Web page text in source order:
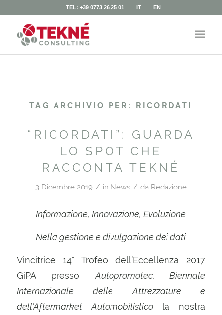
TEL: +39 0773 26 25 01 IT EN
TAG ARCHIVIO PER: RICORDATI
“RICORDATI”: GUARDA
LO SPOT CHE
RACCONTA TEKNÉ
3 Dicembre 2019 / in News / da Redazione
Informazione,Innovazione,Evoluzione
Nella gestione e divulgazione dei dati
Vincitrice 14° Trofeo dell’Eccellenza 2017
GiPA presso Autopromotec, Biennale
Internazionale delle Attrezzature e
dell’Aftermarket Automobilisticola nostra